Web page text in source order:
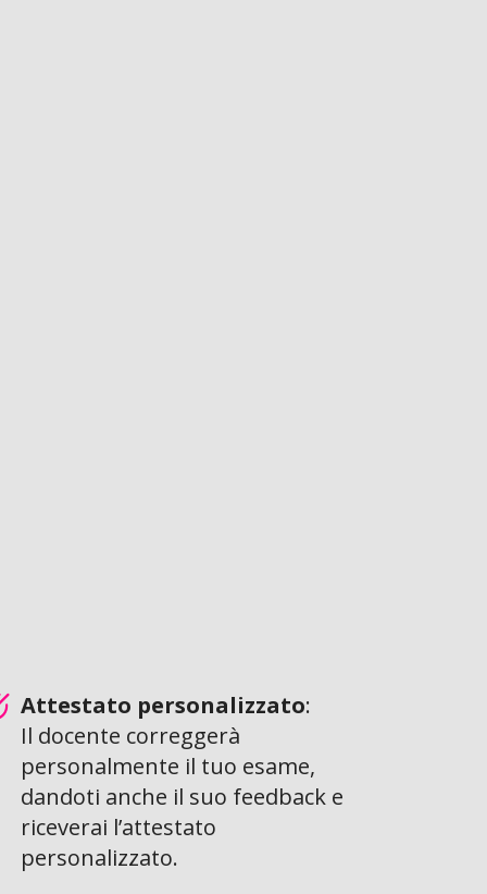
Attestato personalizzato:
Il docente correggerà
personalmente il tuo esame,
dandoti anche il suo feedback e
riceverai l’attestato
personalizzato.